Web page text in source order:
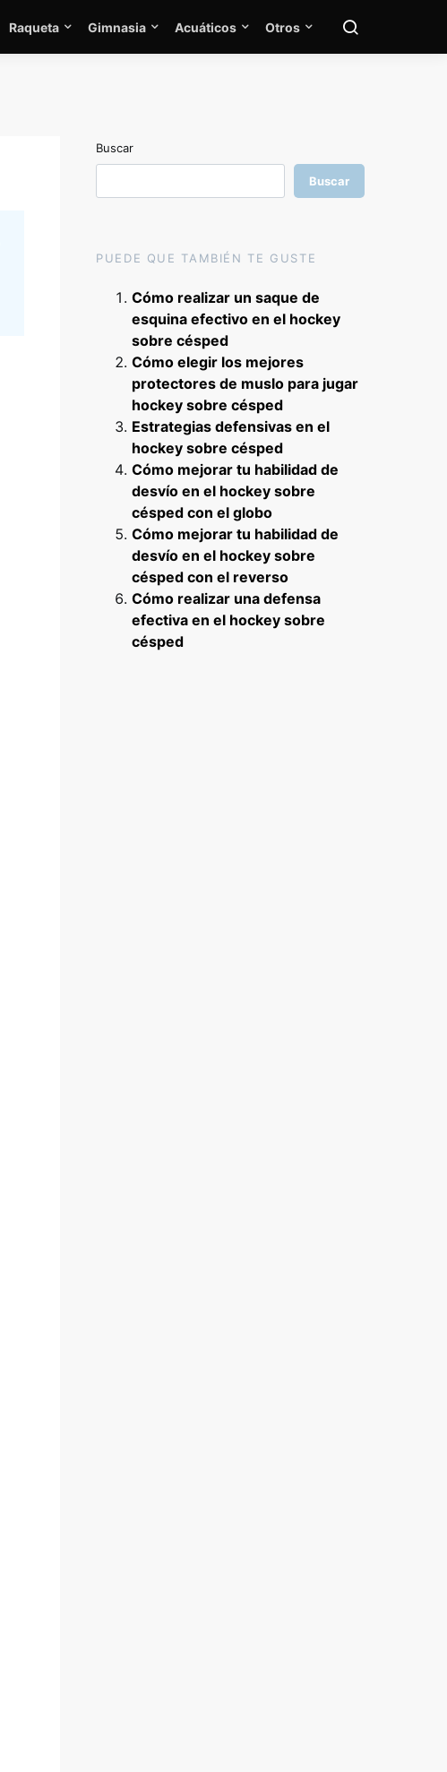
Raqueta Gimnasia Acuáticos Otros
Buscar
Buscar
PUEDE QUE TAMBIÉN TE GUSTE
Cómo realizar un saque de
esquina efectivo en el hockey
sobre césped
Cómo elegir los mejores
protectores de muslo para jugar
hockey sobre césped
Estrategias defensivas en el
hockey sobre césped
Cómo mejorar tu habilidad de
desvío en el hockey sobre
césped con el globo
Cómo mejorar tu habilidad de
desvío en el hockey sobre
césped con el reverso
Cómo realizar una defensa
efectiva en el hockey sobre
césped